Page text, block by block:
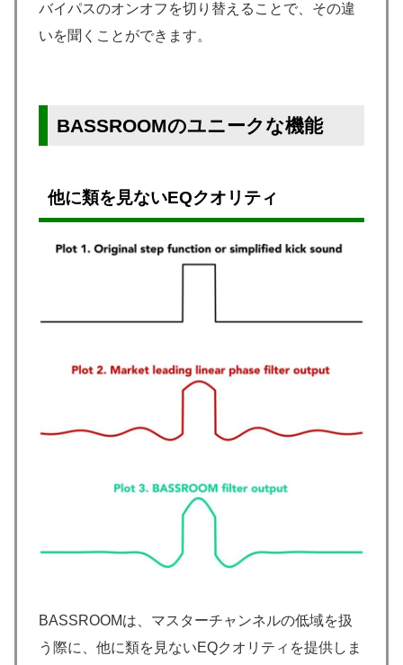
バイパスのオンオフを切り替えることで、その違
いを聞くことができます。
BASSROOMのユニークな機能
他に類を見ないEQクオリティ
BASSROOMは、マスターチャンネルの低域を扱
う際に、他に類を見ないEQクオリティを提供しま